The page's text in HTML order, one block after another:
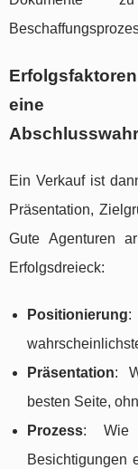
eine
Ein Verkauf ist
Präsentation,
Gute Agenturen
Erfolgsdreieck:
Positionierung:
Präsentation:
besten Seite,
Prozess: Wie
Besichtigungen